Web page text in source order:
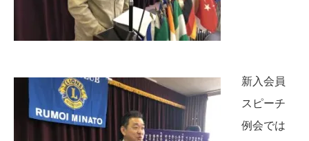
新入会員
スピーチ
例会では